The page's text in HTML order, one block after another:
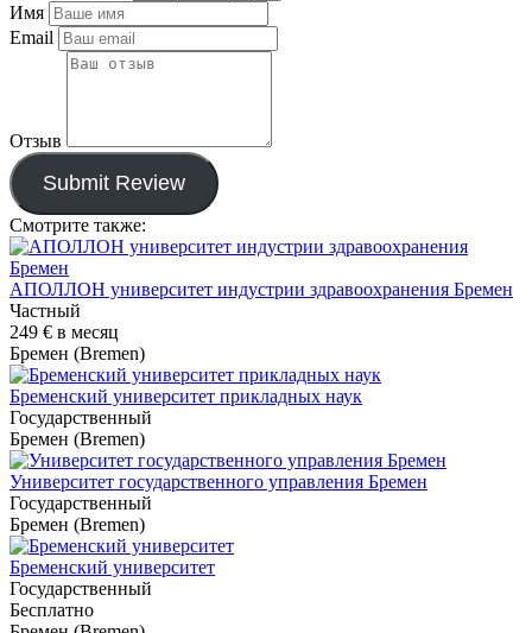
Имя
Email
Отзыв
Submit Review
Смотрите также:
АПОЛЛОН университет индустрии здравоохранения Бремен
Частный
249 € в месяц
Бремен (Bremen)
Бременский университет прикладных наук
Государственный
Бремен (Bremen)
Университет государственного управления Бремен
Государственный
Бремен (Bremen)
Бременский университет
Государственный
Бесплатно